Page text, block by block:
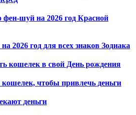
шуй на 2026 год Красной
2026 год для всех знаков Зодиака
кошелек в свой День рождения
чтобы привлечь деньги
деньги